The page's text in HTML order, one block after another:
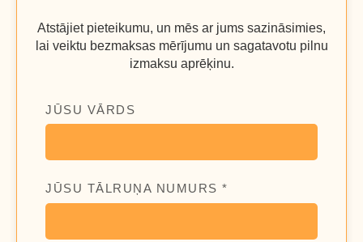
Atstājiet pieteikumu, un mēs ar jums sazināsimies,
lai veiktu bezmaksas mērījumu un sagatavotu pilnu
izmaksu aprēķinu.
JŪSU VĀRDS
JŪSU TĀLRUŅA NUMURS *